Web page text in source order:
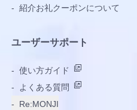
- 紹介お礼クーポンについて
ユーザーサポート
- 使い方ガイド
-
よくある質問
-
Re:MONJI